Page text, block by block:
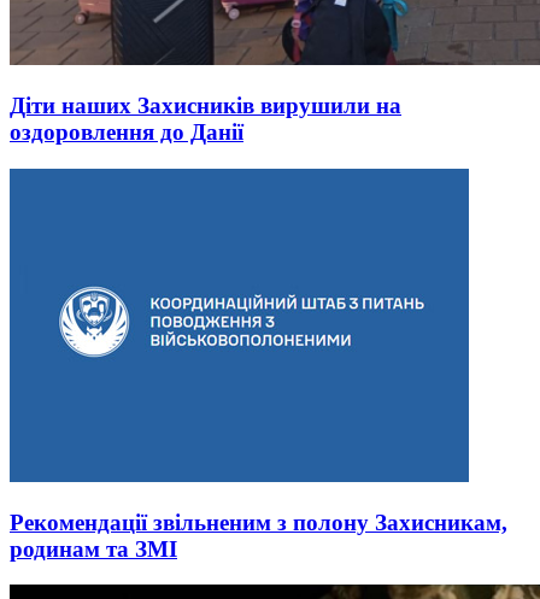
Діти наших Захисників вирушили на
оздоровлення до Данії
Рекомендації звільненим з полону Захисникам,
родинам та ЗМІ